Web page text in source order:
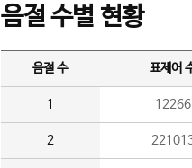
음절 수별 현황
음절 수 표제어
1 12266
2